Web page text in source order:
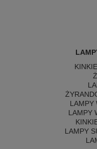
LAMPY
LAMPY
LAMPY